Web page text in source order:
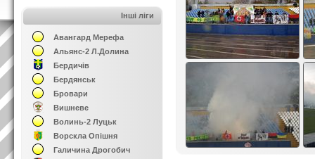
Інші ліги
Авангард Мерефа
Альянс-2 Л.Долина
Бердичів
Бердянськ
Бровари
Вишневе
Волинь-2 Луцьк
Ворскла Опішня
Галичина Дрогобич